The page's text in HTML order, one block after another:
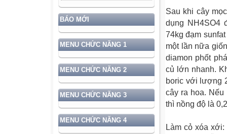
BÁO MỚI
MENU CHỨC NĂNG 1
MENU CHỨC NĂNG 2
MENU CHỨC NĂNG 3
MENU CHỨC NĂNG 4
Sau khi cây
dụng NH4SO4
74kg đạm
một lần nữa
diamon phốt
củ lớn nhanh.
boric với lượng
cây ra hoa.
thì nồng độ là
Làm cỏ xóa